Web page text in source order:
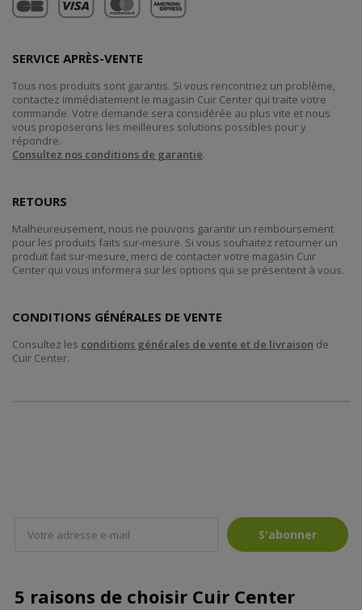
SERVICE APRÈS-VENTE
Tous nos produits sont garantis. Si vous rencontriez un problème,
contactez immédiatement le magasin Cuir Center qui traite votre
commande. Votre demande sera considérée au plus vite et nous
vous proposerons les meilleures solutions possibles pour y
répondre.
Consultez nos conditions de garantie.
RETOURS
Malheureusement, nous ne pouvons garantir un remboursement
pour les produits faits sur-mesure. Si vous souhaitez retourner un
produit fait sur-mesure, merci de contacter votre magasin Cuir
Center qui vous informera sur les options qui se présentent à vous.
CONDITIONS GÉNÉRALES DE VENTE
Consultez les conditions générales de vente et de livraison de
Cuir Center.
S'abonner
5 raisons de choisir Cuir Center